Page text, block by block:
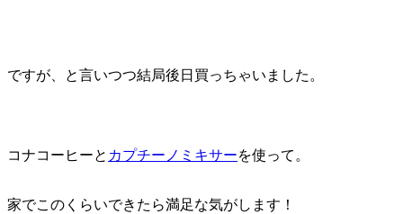
ですが、と言いつつ結局後日買っちゃいました。
コナコーヒーと カプチーノミキサーを使って。
家でこのくらいできたら満足な気がします！